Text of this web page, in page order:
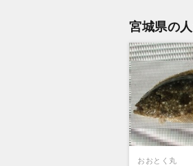
宮城県の
おおとく丸